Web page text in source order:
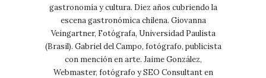
gastronomía y cultura. Diez años cubriendo la
escena gastronómica chilena. Giovanna
Veingartner, Fotógrafa, Universidad Paulista
(Brasil). Gabriel del Campo, fotógrafo, publicista
con mención en arte. Jaime González,
Webmaster, fotógrafo y SEO Consultant en